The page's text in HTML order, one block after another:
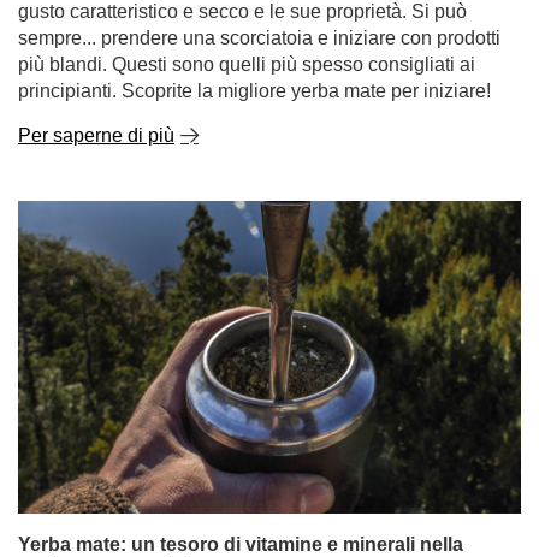
gusto caratteristico e secco e le sue proprietà. Si può
sempre... prendere una scorciatoia e iniziare con prodotti
più blandi. Questi sono quelli più spesso consigliati ai
principianti. Scoprite la migliore yerba mate per iniziare!
Per saperne di più
Yerba mate: un tesoro di vitamine e minerali nella